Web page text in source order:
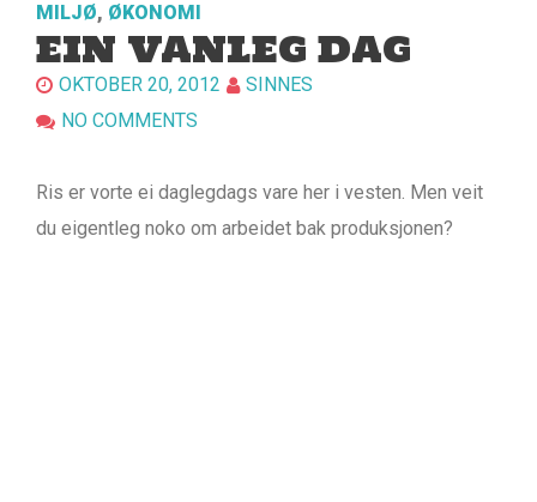
MILJØ, ØKONOMI
EIN VANLEG DAG
OKTOBER 20, 2012
SINNES
NO COMMENTS
Ris er vorte ei daglegdags vare her i vesten. Men veit
du eigentleg noko om arbeidet bak produksjonen?